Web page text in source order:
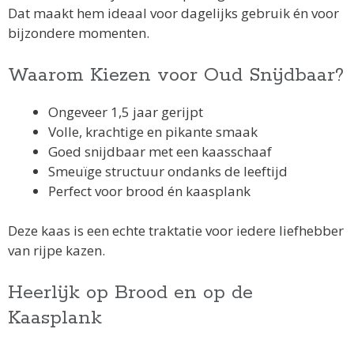
Dat maakt hem ideaal voor dagelijks gebruik én voor
bijzondere momenten.
Waarom Kiezen voor Oud Snijdbaar?
Ongeveer 1,5 jaar gerijpt
Volle, krachtige en pikante smaak
Goed snijdbaar met een kaasschaaf
Smeuïge structuur ondanks de leeftijd
Perfect voor brood én kaasplank
Deze kaas is een echte traktatie voor iedere liefhebber
van rijpe kazen.
Heerlijk op Brood en op de
Kaasplank